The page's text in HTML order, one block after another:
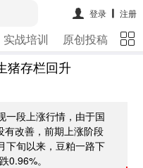
登录 注册
实战培训 原创投稿 期
猪存栏回升
一段上涨行情，由于国
有改善，前期上涨阶段
下旬以来，豆粕一路下
0.96%。